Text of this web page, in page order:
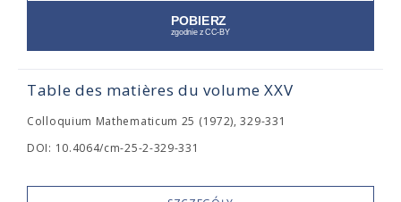
Table des matières du volume XXV
Colloquium Mathematicum 25 (1972), 329-331
DOI: 10.4064/cm-25-2-329-331